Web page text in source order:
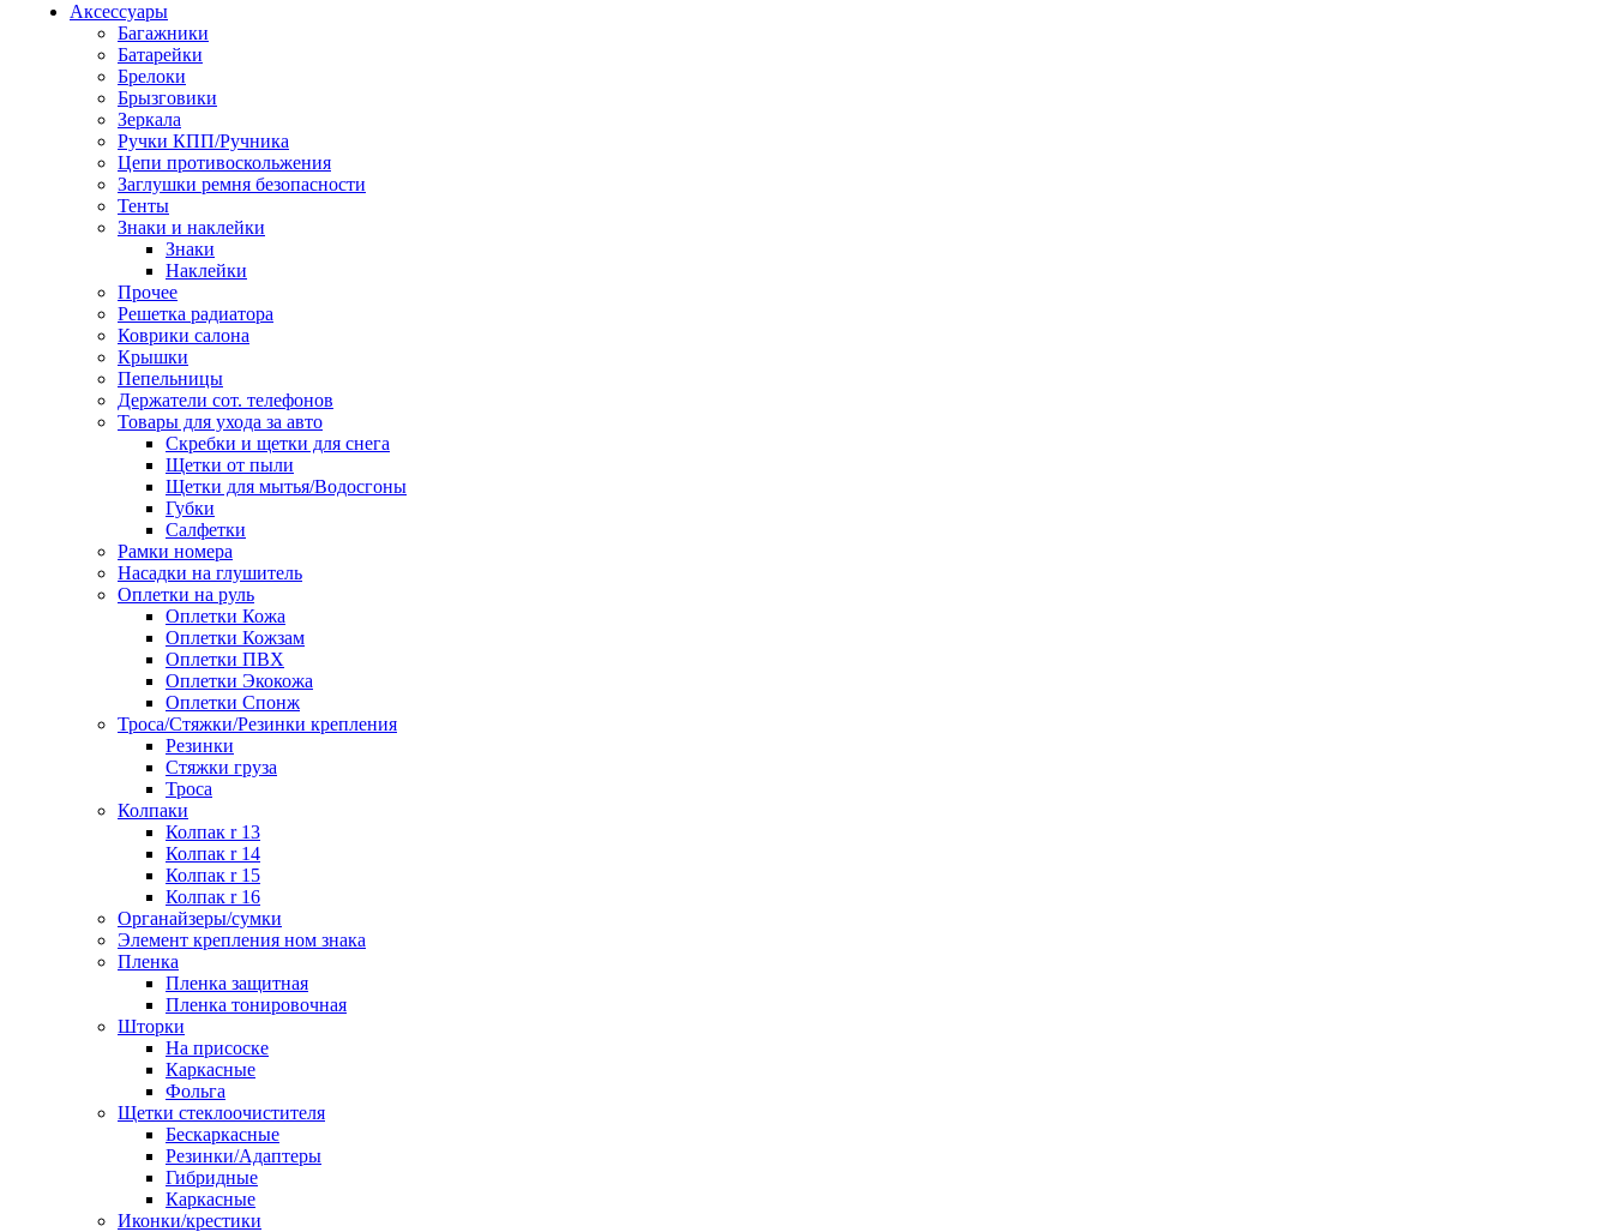
Аксессуары
Багажники
Батарейки
Брелоки
Брызговики
Зеркала
Ручки КПП/Ручника
Цепи противоскольжения
Заглушки ремня безопасности
Тенты
Знаки и наклейки
Знаки
Наклейки
Прочее
Решетка радиатора
Коврики салона
Крышки
Пепельницы
Держатели сот. телефонов
Товары для ухода за авто
Скребки и щетки для снега
Щетки от пыли
Щетки для мытья/Водосгоны
Губки
Салфетки
Рамки номера
Насадки на глушитель
Оплетки на руль
Оплетки Кожа
Оплетки Кожзам
Оплетки ПВХ
Оплетки Экокожа
Оплетки Спонж
Троса/Стяжки/Резинки крепления
Резинки
Стяжки груза
Троса
Колпаки
Колпак r 13
Колпак r 14
Колпак r 15
Колпак r 16
Органайзеры/сумки
Элемент крепления ном знака
Пленка
Пленка защитная
Пленка тонировочная
Шторки
На присоске
Каркасные
Фольга
Щетки стеклоочистителя
Бескаркасные
Резинки/Адаптеры
Гибридные
Каркасные
Иконки/крестики